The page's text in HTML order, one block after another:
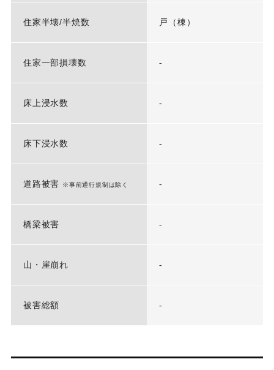
住家半壊/半焼数 戸（棟）
住家一部損壊数 -
床上浸水数 -
床下浸水数 -
道路被害 ※事前通行規制は除く -
橋梁被害 -
山・崖崩れ -
被害総額 -